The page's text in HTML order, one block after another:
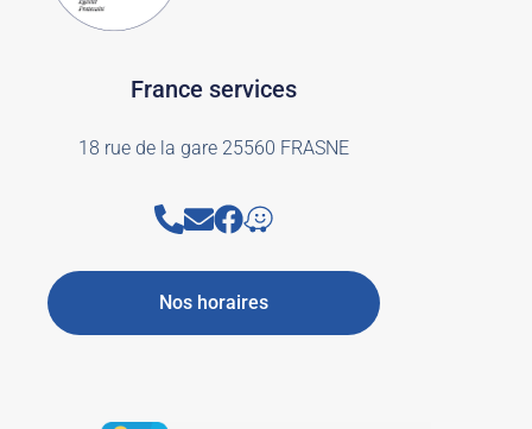
France services
18 rue de la gare 25560 FRASNE
Nos horaires